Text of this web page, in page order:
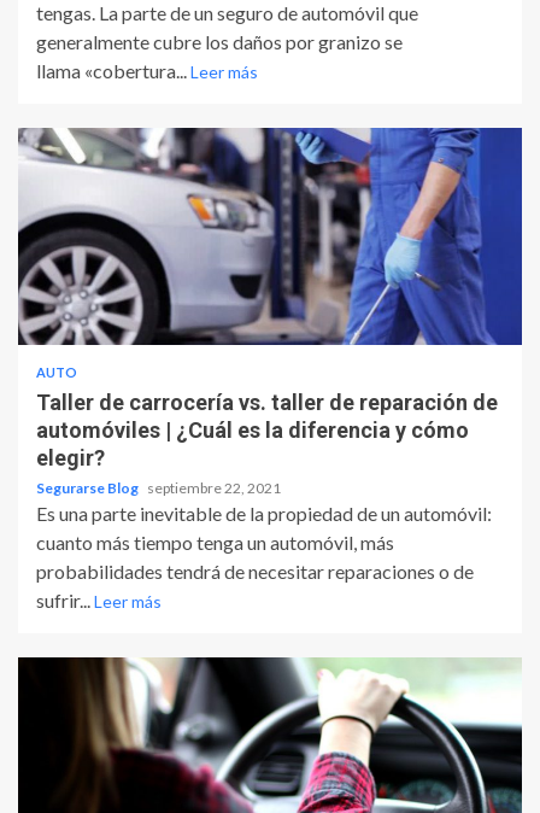
tengas. La parte de un seguro de automóvil que
generalmente cubre los daños por granizo se
llama «cobertura...Leer más
AUTO
Taller de carrocería vs. taller de reparación de
automóviles | ¿Cuál es la diferencia y cómo
elegir?
Segurarse Blog septiembre 22, 2021
Es una parte inevitable de la propiedad de un automóvil:
cuanto más tiempo tenga un automóvil, más
probabilidades tendrá de necesitar reparaciones o de
sufrir...Leer más